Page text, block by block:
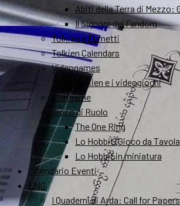
Abiti della Terra di Mezzo:
Il Signore del Fandom
Tolkien a Fumetti
Tolkien Calendars
Videogames
Tolkien e i videogiochi
Librigame
Gioco di Ruolo
The One Ring
Lo Hobbit (Gioco da
Lo Hobbit in miniatura
Calendario Eventi
ENG
I Quaderni di Arda: Call for